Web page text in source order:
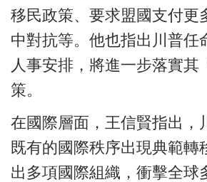
移民政策、要求盟國支付更
中對抗等。他也指出川普任
人事安排，將進一步落實其
策。
在國際層面，王信賢指出，
既有的國際秩序出現典範轉
出多項國際組織，衝擊全球